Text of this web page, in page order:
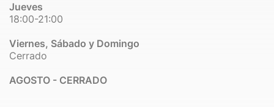
Jueves
18:00-21:00
Viernes, Sábado y Domingo
Cerrado
AGOSTO - CERRADO